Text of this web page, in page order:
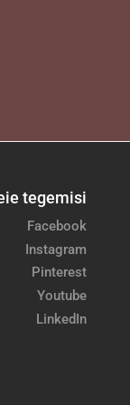
tegemisi
Facebook
Instagram
Pinterest
Youtube
LinkedIn